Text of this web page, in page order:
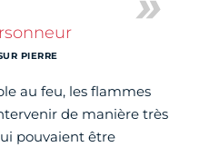
PIERRE
au feu, les flammes
de manière très
pouvaient être